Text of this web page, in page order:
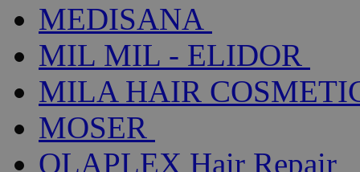
MEDISANA
MIL MIL - ELIDOR
MILA HAIR
MOSER
OLAPLEX Hair Repair